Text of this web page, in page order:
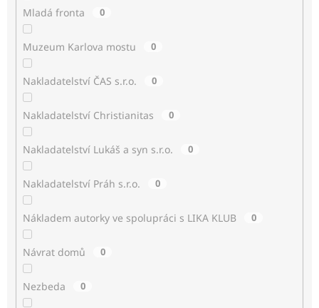
Mladá fronta 0
Muzeum Karlova mostu 0
Nakladatelství ČAS s.r.o. 0
Nakladatelství Christianitas 0
Nakladatelství Lukáš a syn s.r.o. 0
Nakladatelství Práh s.r.o. 0
Nákladem autorky ve spolupráci s LIKA KLUB 0
Návrat domů 0
Nezbeda 0